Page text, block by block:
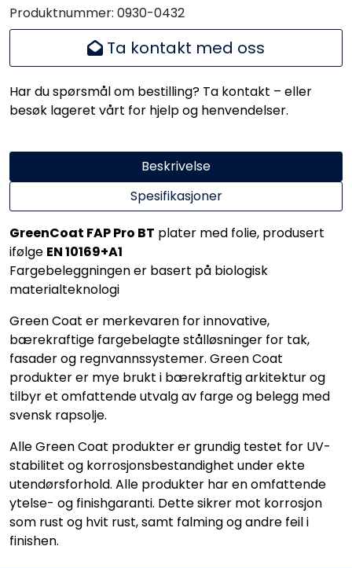
Produktnummer: 0930-0432
Ta kontakt med oss
Har du spørsmål om bestilling? Ta kontakt – eller
besøk lageret vårt for hjelp og henvendelser.
Beskrivelse
Spesifikasjoner
GreenCoat FAP Pro BT plater med folie, produsert
ifølge EN 10169+A1
Fargebeleggningen er basert på biologisk
materialteknologi
Green Coat er merkevaren for innovative,
bærekraftige fargebelagte stålløsninger for tak,
fasader og regnvannssystemer. Green Coat
produkter er mye brukt i bærekraftig arkitektur og
tilbyr et omfattende utvalg av farge og belegg med
svensk rapsolje.
Alle Green Coat produkter er grundig testet for UV-
stabilitet og korrosjonsbestandighet under ekte
utendørsforhold. Alle produkter har en omfattende
ytelse- og finishgaranti. Dette sikrer mot korrosjon
som rust og hvit rust, samt falming og andre feil i
finishen.